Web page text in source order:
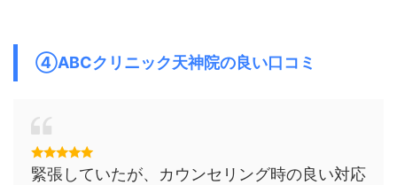
④ABCクリニック天神院の良い口コミ
緊張していたが、カウンセリング時の良い対応